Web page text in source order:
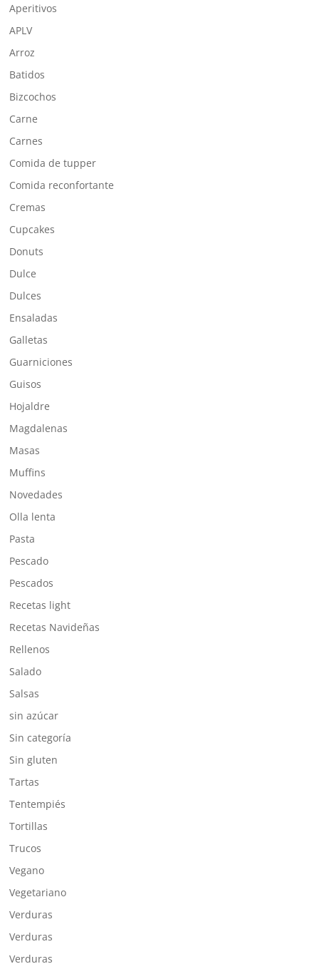
Aperitivos
APLV
Arroz
Batidos
Bizcochos
Carne
Carnes
Comida de tupper
Comida reconfortante
Cremas
Cupcakes
Donuts
Dulce
Dulces
Ensaladas
Galletas
Guarniciones
Guisos
Hojaldre
Magdalenas
Masas
Muffins
Novedades
Olla lenta
Pasta
Pescado
Pescados
Recetas light
Recetas Navideñas
Rellenos
Salado
Salsas
sin azúcar
Sin categoría
Sin gluten
Tartas
Tentempiés
Tortillas
Trucos
Vegano
Vegetariano
Verduras
Verduras
Verduras